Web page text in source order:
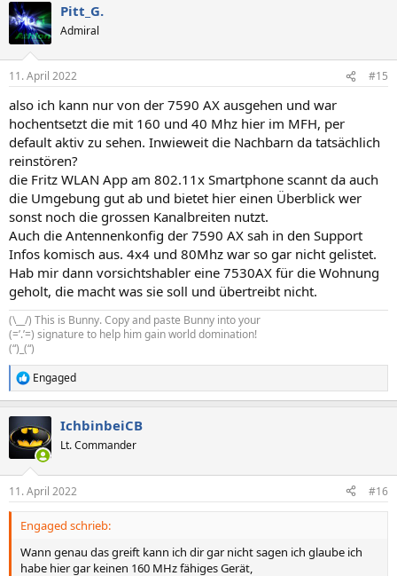
k
t
i
e
:
Pitt_G.
Admiral
11. April 2022 #15
also ich kann nur von der 7590 AX ausgehen und war
hochentsetzt die mit 160 und 40 Mhz hier im MFH, per
default aktiv zu sehen. Inwieweit die Nachbarn da tatsächlich
reinstören?
die Fritz WLAN App am 802.11x Smartphone scannt da auch
die Umgebung gut ab und bietet hier einen Überblick wer
sonst noch die grossen Kanalbreiten nutzt.
Auch die Antennenkonfig der 7590 AX sah in den Support
Infos komisch aus. 4x4 und 80Mhz war so gar nicht gelistet.
Hab mir dann vorsichtshabler eine 7530AX für die Wohnung
geholt, die macht was sie soll und übertreibt nicht.
(\__/) This is Bunny. Copy and paste Bunny into your
(=’.’=) signature to help him gain world domination!
(“)_(“)
R
e
k
t
e
n
Engaged
IchbinbeiCB
Lt. Commander
11. April 2022 #16
Engaged schrieb:
Wann genau das greift kann ich dir gar nicht sagen ich glaube ich
habe hier gar keinen 160 MHz fähiges Gerät,